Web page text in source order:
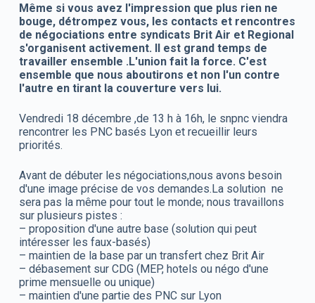
Même si vous avez l'impression que plus rien ne
bouge, détrompez vous, les contacts et rencontres
de négociations entre syndicats Brit Air et Regional
s'organisent activement. Il est grand temps de
travailler ensemble .L'union fait la force. C'est
ensemble que nous aboutirons et non l'un contre
l'autre en tirant la couverture vers lui.
Vendredi 18 décembre ,de 13 h à 16h, le snpnc viendra
rencontrer les PNC basés Lyon et recueillir leurs
priorités.
Avant de débuter les négociations,nous avons besoin
d'une image précise de vos demandes.La solution ne
sera pas la même pour tout le monde; nous travaillons
sur plusieurs pistes :
– proposition d'une autre base (solution qui peut
intéresser les faux-basés)
– maintien de la base par un transfert chez Brit Air
– débasement sur CDG (MEP, hotels ou négo d'une
prime mensuelle ou unique)
– maintien d'une partie des PNC sur Lyon